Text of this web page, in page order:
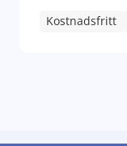
Kostnadsfritt